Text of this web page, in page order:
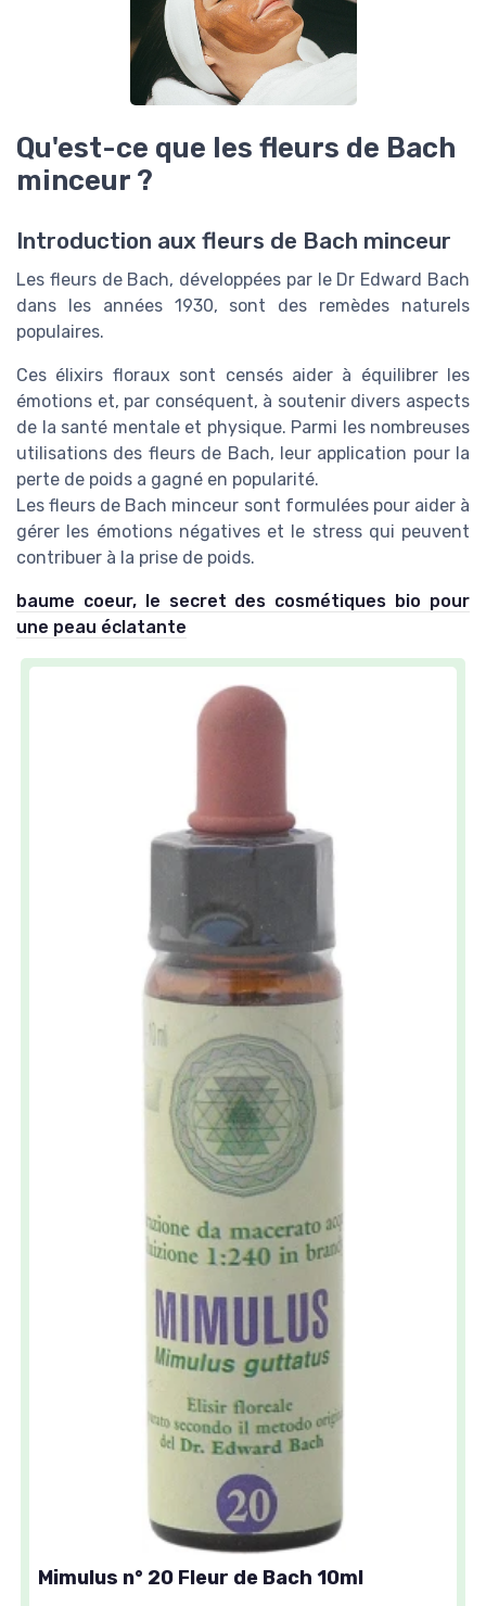
Qu'est-ce que les fleurs de Bach
minceur ?
Introduction aux fleurs de Bach minceur
Les fleurs de Bach, développées par le Dr Edward Bach
dans les années 1930, sont des remèdes naturels
populaires.
Ces élixirs floraux sont censés aider à équilibrer les
émotions et, par conséquent, à soutenir divers aspects
de la santé mentale et physique. Parmi les nombreuses
utilisations des fleurs de Bach, leur application pour la
perte de poids a gagné en popularité.
Les fleurs de Bach minceur sont formulées pour aider à
gérer les émotions négatives et le stress qui peuvent
contribuer à la prise de poids.
baume coeur, le secret des cosmétiques bio pour
une peau éclatante
Mimulus n° 20 Fleur de Bach 10ml